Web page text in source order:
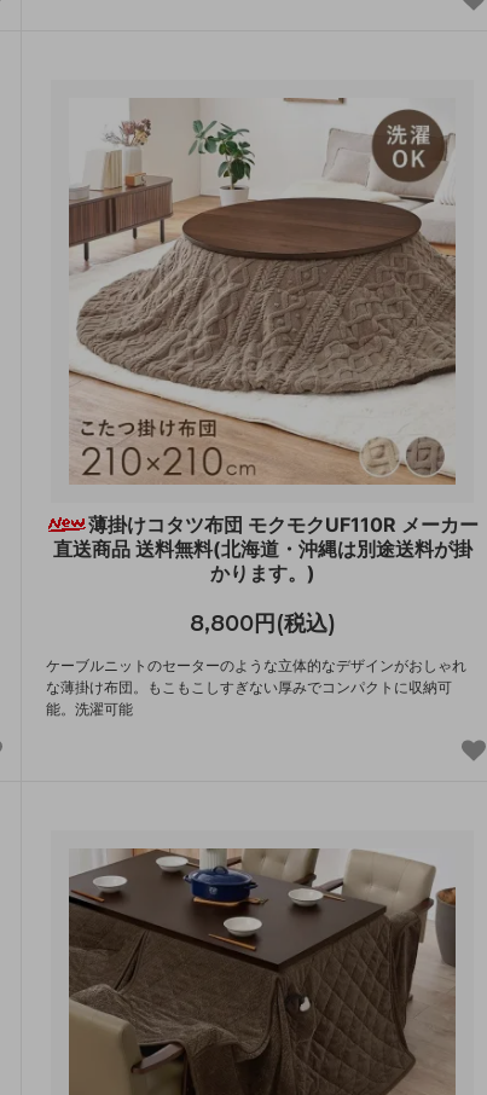
薄掛けコタツ布団 モクモクUF110R メーカー
直送商品 送料無料(北海道・沖縄は別途送料が掛
かります。)
8,800円(税込)
ケーブルニットのセーターのような立体的なデザインがおしゃれ
な薄掛け布団。もこもこしすぎない厚みでコンパクトに収納可
能。洗濯可能